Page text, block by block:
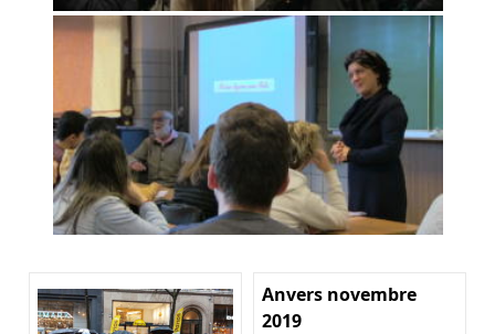
Anvers novembre
2019